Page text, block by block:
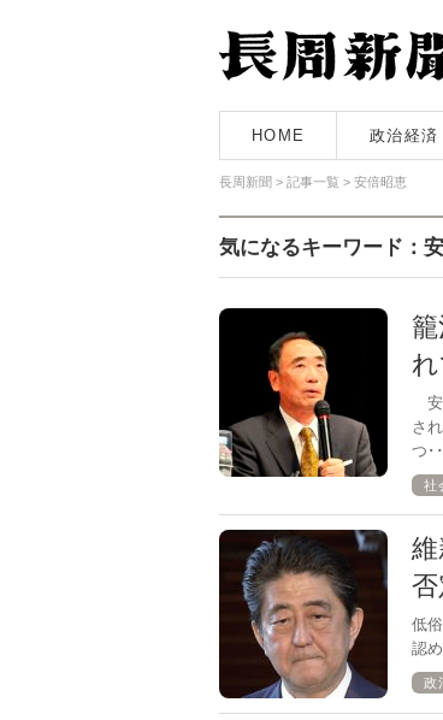
HOME 政治経済
長周新聞 > 記事一覧 > 安倍昭恵
気になるキーワード：
安
さ
つ･
社
低
認
政